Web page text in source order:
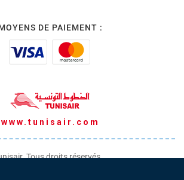
DE PAIEMENT :
www.tunisair.com
Tous droits réservés